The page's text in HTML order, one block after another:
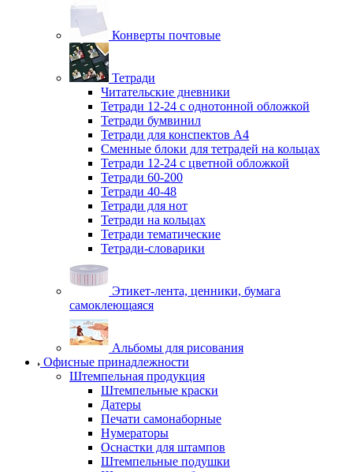
Конверты почтовые
Тетради
Читательские дневники
Тетради 12-24 с однотонной обложкой
Тетради бумвинил
Тетради для конспектов А4
Сменные блоки для тетрадей на кольцах
Тетради 12-24 с цветной обложкой
Тетради 60-200
Тетради 40-48
Тетради для нот
Тетради на кольцах
Тетради тематические
Тетради-словарики
Этикет-лента, ценники, бумага
самоклеющаяся
Альбомы для рисования
Офисные принадлежности
Штемпельная продукция
Штемпельные краски
Датеры
Печати самонаборные
Нумераторы
Оснастки для штампов
Штемпельные подушки